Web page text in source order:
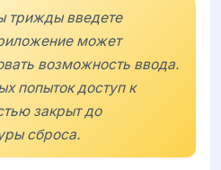
трижды введете
может
возможность ввода.
попыток доступ к
закрыт до
сброса.